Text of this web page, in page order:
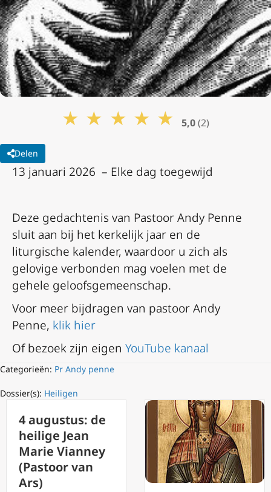
★ ★ ★ ★ ★ 5,0(2)
Delen
13 januari 2026 – Elke dag toegewijd
Deze gedachtenis van Pastoor Andy Penne
sluit aan bij het kerkelijk jaar en de
liturgische kalender, waardoor u zich als
gelovige verbonden mag voelen met de
gehele geloofsgemeenschap.
Voor meer bijdragen van pastoor Andy
Penne, klik hier
Of bezoek zijn eigen YouTube kanaal
Categorieën: Pr Andy penne
Dossier(s): Heiligen
4 augustus: de
heilige Jean
Marie Vianney
(Pastoor van
Ars)